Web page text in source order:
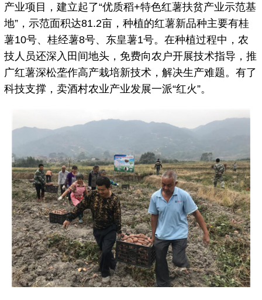
产业项目，建立起了“优质稻+特色红薯扶贫产业示范基
地”，示范面积达81.2亩，种植的红薯新品种主要有桂
薯10号、桂经薯8号、东皇薯1号。在种植过程中，农
技人员还深入田间地头，免费向农户开展技术指导，推
广红薯深松垄作高产栽培新技术，解决生产难题。有了
科技支撑，卖酒村农业产业发展一派“红火”。